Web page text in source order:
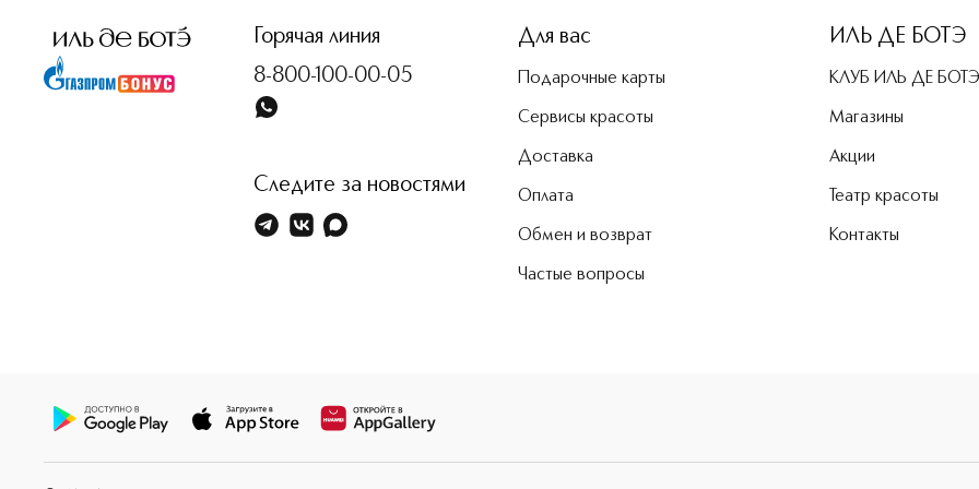
Горячая линия
8-800-100-00-05
Следите за новостями
Для вас
Подарочные карты
Сервисы красоты
Доставка
Оплата
Обмен и возврат
Частые вопросы
ИЛЬ ДЕ БОТЭ
КЛУБ ИЛЬ ДЕ БОТЭ
Магазины
Акции
Театр красоты
Контакты